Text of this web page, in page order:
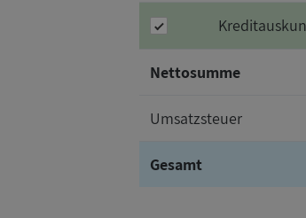
Nettosumme
Umsatzsteuer
Gesamt